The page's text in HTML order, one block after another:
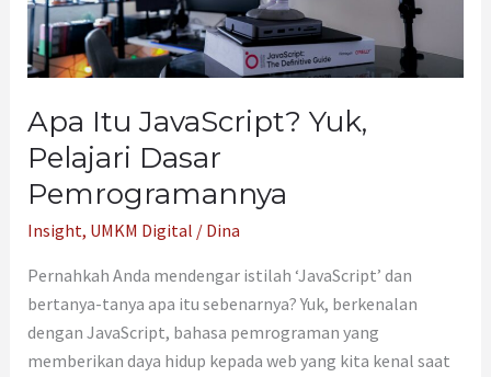
Apa Itu JavaScript? Yuk,
Pelajari Dasar
Pemrogramannya
Insight, UMKM Digital / Dina
Pernahkah Anda mendengar istilah ‘JavaScript’ dan
bertanya-tanya apa itu sebenarnya? Yuk, berkenalan
dengan JavaScript, bahasa pemrograman yang
memberikan daya hidup kepada web yang kita kenal saat
Pemrogramannya